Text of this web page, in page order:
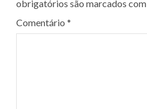
obrigatórios são marcados com
Comentário *